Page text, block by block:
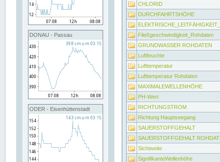
DONAU - Passau
ODER - Eisenhüttenstadt
CHLORID
DURCHFAHRTSHÖHE
Fließgeschwindigkeit_Rohdaten
GRUNDWASSER ROHDATEN
Luftfeuchte
Lufttemperatur
Lufttemperatur Rohdaten
MAXIMALEWELLENHÖHE
PH-Wert
RICHTUNGSTROM
Richtung Hauptseegang
SAUERSTOFFGEHALT
SAUERSTOFFGEHALT
Sichtweite
SignifikanteWellenhöhe